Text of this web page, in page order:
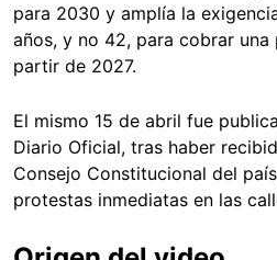
para 2030 y amplía la
años, y no 42, para cobrar una
partir de 2027.
El mismo 15 de abril fue
Diario Oficial, tras haber
Consejo Constitucional del
protestas inmediatas en las